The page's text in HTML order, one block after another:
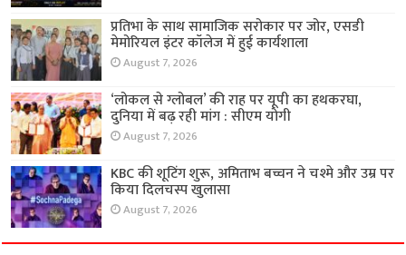
प्रतिभा के साथ सामाजिक सरोकार पर जोर, एसडी
मेमोरियल इंटर कॉलेज में हुई कार्यशाला
August 7, 2026
‘लोकल से ग्लोबल’ की राह पर यूपी का हथकरघा,
दुनिया में बढ़ रही मांग : सीएम योगी
August 7, 2026
KBC की शूटिंग शुरू, अमिताभ बच्चन ने चश्मे और उम्र पर
किया दिलचस्प खुलासा
August 7, 2026